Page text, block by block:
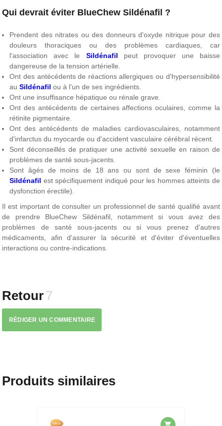
Qui devrait éviter BlueChew Sildénafil ?
Prendent des nitrates ou des donneurs d'oxyde nitrique pour des
douleurs thoraciques ou des problèmes cardiaques, car
l'association avec le Sildénafil peut provoquer une baisse
dangereuse de la tension artérielle.
Ont des antécédents de réactions allergiques ou d'hypersensibilité
auSildénafil ou à l'un de ses ingrédients.
Ont une insuffisance hépatique ou rénale grave.
Ont des antécédents de certaines affections oculaires, comme la
rétinite pigmentaire.
Ont des antécédents de maladies cardiovasculaires, notamment
d'infarctus du myocarde ou d'accident vasculaire cérébral récent.
Sont déconseillés de pratiquer une activité sexuelle en raison de
problèmes de santé sous-jacents.
Sont âgés de moins de 18 ans ou sont de sexe féminin (le
Sildénafil est spécifiquement indiqué pour les hommes atteints de
dysfonction érectile).
Il est important de consulter un professionnel de santé qualifié avant
de prendre BlueChew Sildénafil, notamment si vous avez des
problèmes de santé sous-jacents ou si vous prenez d'autres
médicaments, afin d'assurer la sécurité et d'éviter d'éventuelles
interactions ou contre-indications.
Retour7
RÉDIGER UN COMMENTAIRE
Produits similaires